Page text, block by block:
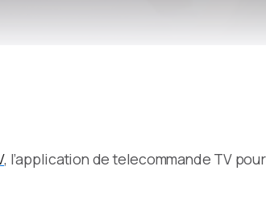
, l’application de telecommande TV